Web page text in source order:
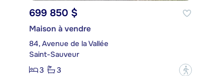
699 850 $
Maison à vendre
84, Avenue de la Vallée
Saint-Sauveur
3
3 ?